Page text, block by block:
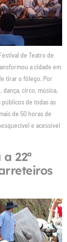
de Teatro de
a cidade em
tirar o fôlego. Por
circo, música,
de todas as
de 50 horas de
e acessível
22ª